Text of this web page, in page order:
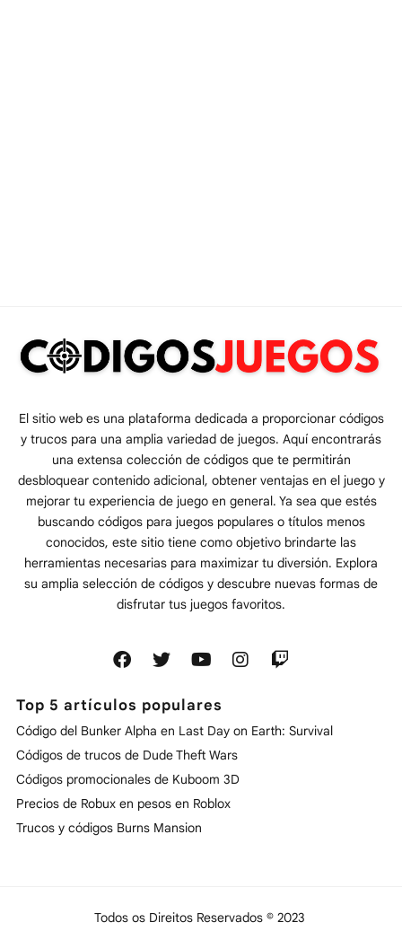
El sitio web es una plataforma dedicada a proporcionar códigos
y trucos para una amplia variedad de juegos. Aquí encontrarás
una extensa colección de códigos que te permitirán
desbloquear contenido adicional, obtener ventajas en el juego y
mejorar tu experiencia de juego en general. Ya sea que estés
buscando códigos para juegos populares o títulos menos
conocidos, este sitio tiene como objetivo brindarte las
herramientas necesarias para maximizar tu diversión. Explora
su amplia selección de códigos y descubre nuevas formas de
disfrutar tus juegos favoritos.
Top 5 artículos populares
Código del Bunker Alpha en Last Day on Earth: Survival
Códigos de trucos de Dude Theft Wars
Códigos promocionales de Kuboom 3D
Precios de Robux en pesos en Roblox
Trucos y códigos Burns Mansion
Todos os Direitos Reservados © 2023